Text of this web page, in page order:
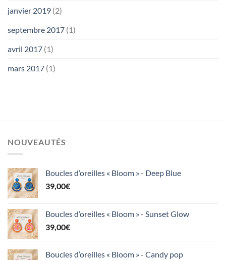
janvier 2019 (2)
septembre 2017 (1)
avril 2017 (1)
mars 2017 (1)
NOUVEAUTÉS
Boucles d’oreilles « Bloom » - Deep Blue
39,00€
Boucles d’oreilles « Bloom » - Sunset Glow
39,00€
Boucles d’oreilles « Bloom » - Candy pop